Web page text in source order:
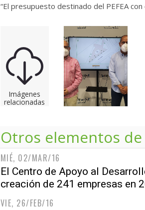
“El presupuesto destinado del PEFEA
Imágenes
relacionadas
Otros elementos de
MIÉ, 02/MAR/16
El Centro de Apoyo al
creación de 241 empresas en
VIE, 26/FEB/16